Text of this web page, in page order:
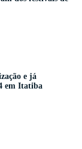
e já
em Itatiba